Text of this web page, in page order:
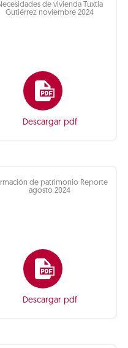
de vivienda Tuxtla
Gutiérrez noviembre 2024
Descargar pdf
de patrimonio Reporte
agosto 2024
Descargar pdf